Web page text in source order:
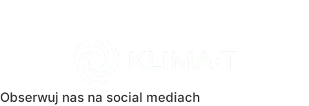
Obserwuj nas na social mediach